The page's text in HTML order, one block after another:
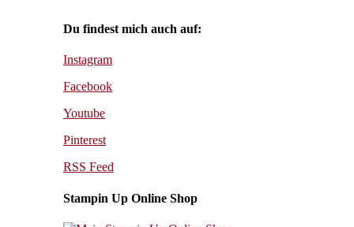
Du findest mich auch auf:
Instagram
Facebook
Youtube
Pinterest
RSS Feed
Stampin Up Online Shop